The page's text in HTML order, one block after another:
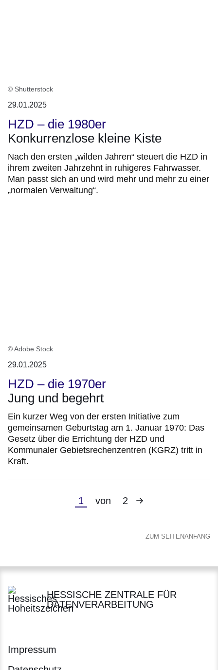
© Shutterstock
29.01.2025
HZD – die 1980er
Konkurrenzlose kleine Kiste
Nach den ersten „wilden Jahren“ steuert die HZD in
ihrem zweiten Jahrzehnt in ruhigeres Fahrwasser.
Man passt sich an und wird mehr und mehr zu einer
„normalen Verwaltung“.
© Adobe Stock
29.01.2025
HZD – die 1970er
Jung und begehrt
Ein kurzer Weg von der ersten Initiative zum
gemeinsamen Geburtstag am 1. Januar 1970: Das
Gesetz über die Errichtung der HZD und
Kommunaler Gebietsrechenzentren (KGRZ) tritt in
Kraft.
Aktuelle
1 von 2
Nächste
ZUM SEITENANFANG
HESSISCHE ZENTRALE FÜR
DATENVERARBEITUNG
Impressum